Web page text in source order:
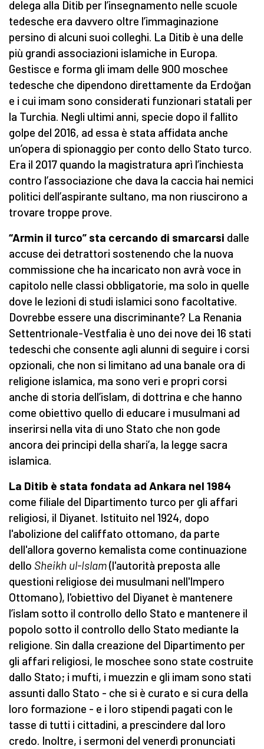
delega alla Ditib per l’insegnamento nelle scuole
tedesche era davvero oltre l’immaginazione
persino di alcuni suoi colleghi. La Ditib è una delle
più grandi associazioni islamiche in Europa.
Gestisce e forma gli imam delle 900 moschee
tedesche che dipendono direttamente da Erdoğan
e i cui imam sono considerati funzionari statali per
la Turchia. Negli ultimi anni, specie dopo il fallito
golpe del 2016, ad essa è stata affidata anche
un’opera di spionaggio per conto dello Stato turco.
Era il 2017 quando la magistratura aprì l’inchiesta
contro l’associazione che dava la caccia hai nemici
politici dell’aspirante sultano, ma non riuscirono a
trovare troppe prove.
“Armin il turco” sta cercando di smarcarsi dalle
accuse dei detrattori sostenendo che la nuova
commissione che ha incaricato non avrà voce in
capitolo nelle classi obbligatorie, ma solo in quelle
dove le lezioni di studi islamici sono facoltative.
Dovrebbe essere una discriminante? La Renania
Settentrionale-Vestfalia è uno dei nove dei 16 stati
tedeschi che consente agli alunni di seguire i corsi
opzionali, che non si limitano ad una banale ora di
religione islamica, ma sono veri e propri corsi
anche di storia dell’islam, di dottrina e che hanno
come obiettivo quello di educare i musulmani ad
inserirsi nella vita di uno Stato che non gode
ancora dei principi della shari’a, la legge sacra
islamica.
La Ditib è stata fondata ad Ankara nel 1984
come filiale del Dipartimento turco per gli affari
religiosi, il Diyanet. Istituito nel 1924, dopo
l'abolizione del califfato ottomano, da parte
dell'allora governo kemalista come continuazione
dello Sheikh ul-Islam(l'autorità preposta alle
questioni religiose dei musulmani nell'Impero
Ottomano), l'obiettivo del Diyanet è mantenere
l’islam sotto il controllo dello Stato e mantenere il
popolo sotto il controllo dello Stato mediante la
religione. Sin dalla creazione del Dipartimento per
gli affari religiosi, le moschee sono state costruite
dallo Stato; i mufti, i muezzin e gli imam sono stati
assunti dallo Stato - che si è curato e si cura della
loro formazione - e i loro stipendi pagati con le
tasse di tutti i cittadini, a prescindere dal loro
credo. Inoltre, i sermoni del venerdì pronunciati